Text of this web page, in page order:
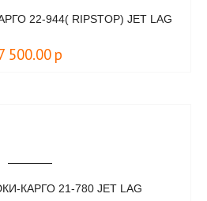
22-944( RIPSTOP) JET LAG
500.00 р
КАРГО 21-780 JET LAG